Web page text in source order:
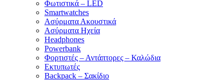
Φωτιστικά – LED
Smartwatches
Ασύρματα Ακουστικά
Ασύρματα Ηχεία
Headphones
Powerbank
Φορτιστές – Αντάπτορες – Καλώδια
Εκτυπωτές
Backpack – Σακίδιο